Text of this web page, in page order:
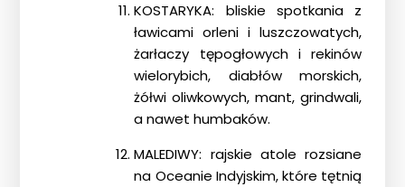
KOSTARYKA: bliskie spotkania z
ławicami orleni i luszczowatych,
żarłaczy tępogłowych i rekinów
wielorybich, diabłów morskich,
żółwi oliwkowych, mant, grindwali,
a nawet humbaków.
MALEDIWY: rajskie atole rozsiane
na Oceanie Indyjskim, które tętnią